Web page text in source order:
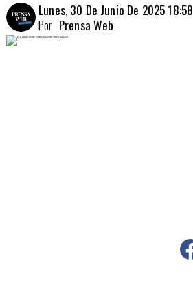
Lunes, 30 De Junio De 2025 18:58
Prensa Web
Por